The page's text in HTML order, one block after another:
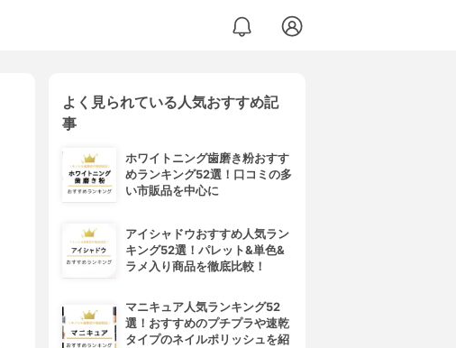
よく見られている人気おすすめ記
事
ホワイトニング歯磨き粉おすす
めランキング52選！口コミの多
い市販品を中心に
アイシャドウおすすめ人気ラン
キング52選！パレット&単色&
ラメ入り商品を徹底比較！
マニキュア人気ランキング52
選！おすすめのプチプラや速乾
タイプのネイルポリッシュを紹